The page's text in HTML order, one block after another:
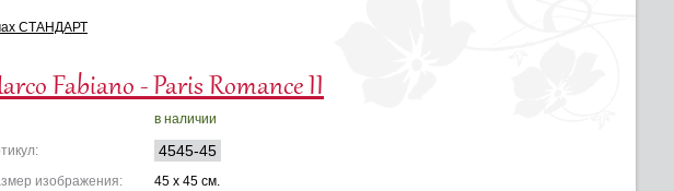
СТАНДАРТ
Fabiano - Paris Romance II
в наличии
4545-45
изображения:
45 x 45 см.